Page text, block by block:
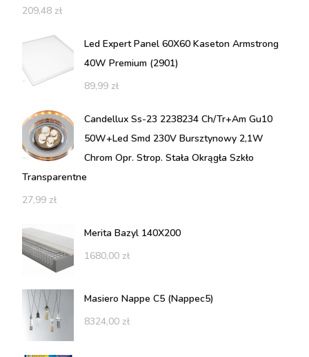
209,48 zł
Led Expert Panel 60X60 Kaseton Armstrong
40W Premium (2901)
89,99 zł
Candellux Ss-23 2238234 Ch/Tr+Am Gu10
50W+Led Smd 230V Bursztynowy 2,1W
Chrom Opr. Strop. Stała Okrągła Szkło
Transparentne
27,99 zł
Merita Bazyl 140X200
1680,00 zł
Masiero Nappe C5 (Nappec5)
8324,00 zł